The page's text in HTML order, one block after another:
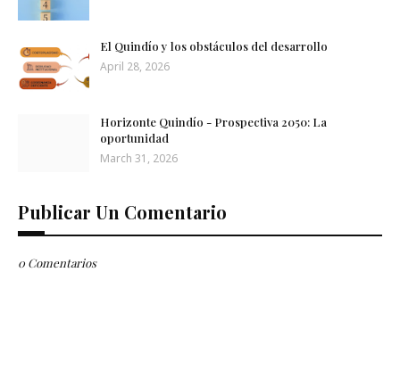
El Quindío y los obstáculos del desarrollo
April 28, 2026
Horizonte Quindío - Prospectiva 2050: La
oportunidad
March 31, 2026
Publicar Un Comentario
0 Comentarios